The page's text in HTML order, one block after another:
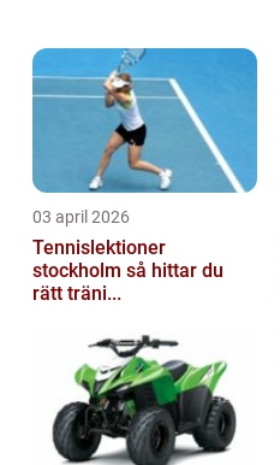
03 april 2026
Tennislektioner
stockholm så hittar du
rätt träni...